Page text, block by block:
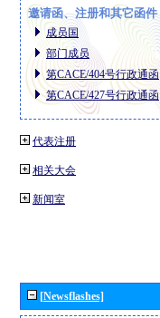
邀请函、注册和其它函件
成员国
部门成员
第CACE/404号行政通函
第CACE/427号行政通函
代表注册
相关大会
新闻室
[Newsflashes]